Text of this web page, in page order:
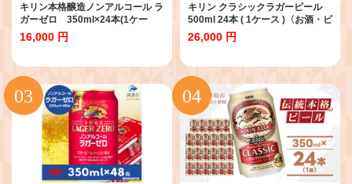
キリン本格醸造ノンアルコール ラ
ガーゼロ 350ml×24本(1ケー
ス)_ノンアルコール ラガーゼロ
キリン 本格醸造 人気 美味しい
16,000 円
キリン クラシックラガービール
500ml 24本 ( 1ケース )〈お酒・ビ
ール〉_ビール キリンクラッシッ
クラガービール クラシックラガー
500ml 缶 缶ビール 飲料 贈答 ギフ
ト プレゼント 送料無料
【1422395】
26,000 円